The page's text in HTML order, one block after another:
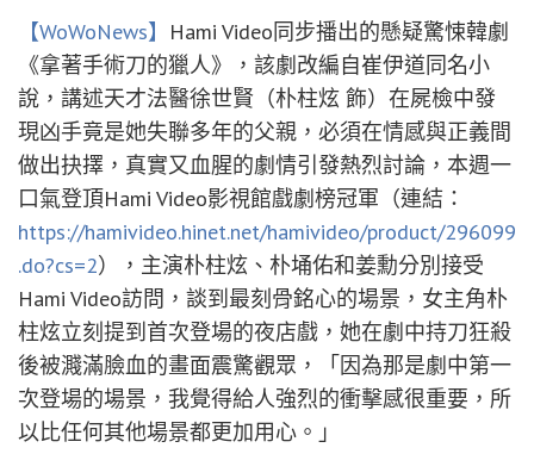
【WoWoNews】 Hami Video同步播出的懸疑驚悚韓劇
《拿著手術刀的獵人》，該劇改編自崔伊道同名小
說，講述天才法醫徐世賢（朴柱炫 飾）在屍檢中發
現凶手竟是她失聯多年的父親，必須在情感與正義間
做出抉擇，真實又血腥的劇情引發熱烈討論，本週一
口氣登頂Hami Video影視館戲劇榜冠軍（連結：
https://hamivideo.hinet.net/hamivideo/product/296099
.do?cs=2），主演朴柱炫、朴埇佑和姜勳分別接受
Hami Video訪問，談到最刻骨銘心的場景，女主角朴
柱炫立刻提到首次登場的夜店戲，她在劇中持刀狂殺
後被濺滿臉血的畫面震驚觀眾，「因為那是劇中第一
次登場的場景，我覺得給人強烈的衝擊感很重要，所
以比任何其他場景都更加用心。」